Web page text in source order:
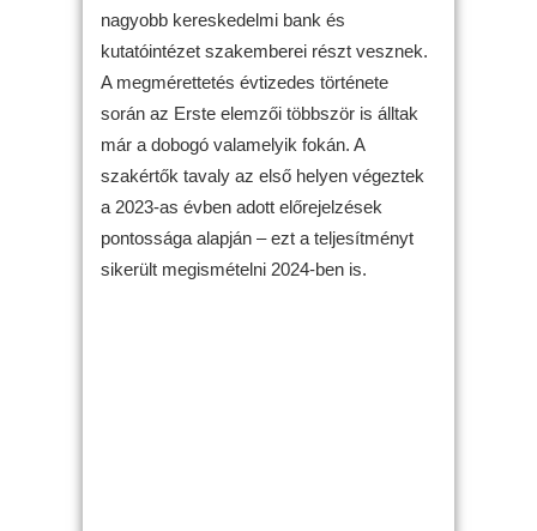
nagyobb kereskedelmi bank és
kutatóintézet szakemberei részt vesznek.
A megmérettetés évtizedes története
során az Erste elemzői többször is álltak
már a dobogó valamelyik fokán. A
szakértők tavaly az első helyen végeztek
a 2023-as évben adott előrejelzések
pontossága alapján – ezt a teljesítményt
sikerült megismételni 2024-ben is.